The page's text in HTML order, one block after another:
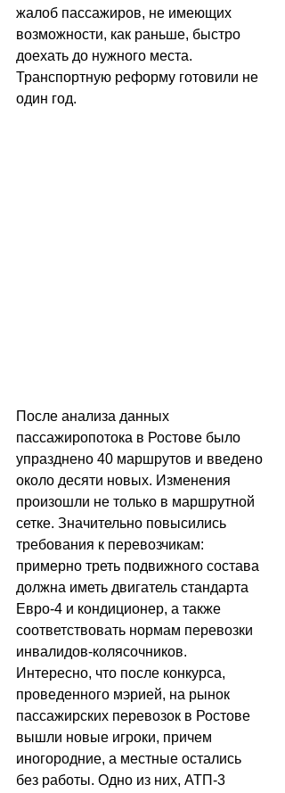
жалоб пассажиров, не имеющих
возможности, как раньше, быстро
доехать до нужного места.
Транспортную реформу готовили не
один год.
После анализа данных
пассажиропотока в Ростове было
упразднено 40 маршрутов и введено
около десяти новых. Изменения
произошли не только в маршрутной
сетке. Значительно повысились
требования к перевозчикам:
примерно треть подвижного состава
должна иметь двигатель стандарта
Евро-4 и кондиционер, а также
соответствовать нормам перевозки
инвалидов-колясочников.
Интересно, что после конкурса,
проведенного мэрией, на рынок
пассажирских перевозок в Ростове
вышли новые игроки, причем
иногородние, а местные остались
без работы. Одно из них, АТП-3